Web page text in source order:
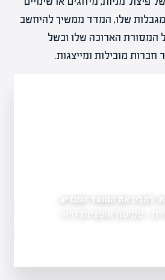
שלו, המדד ממשיך להיחשב
הארוכה שלו ובשל
מובילות ומייצגות.
להבין את המועד המכריע
- פקיעת אופציות היא
מה זה אופציות בשוק